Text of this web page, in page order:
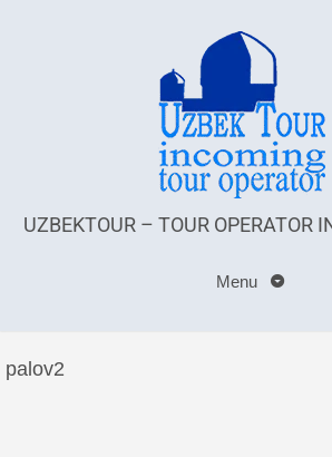
UZBEKTOUR – TOUR OPERATOR
Menu
palov2